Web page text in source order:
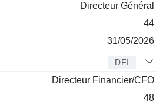
Directeur Général
44
31/05/2026
DFI
Directeur Financier/CFO
48